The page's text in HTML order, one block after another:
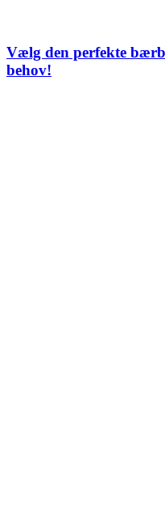
Vælg den perfekte
behov!